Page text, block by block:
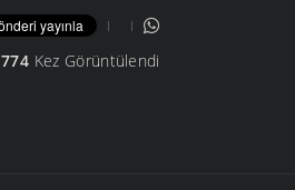
774Kez Görüntülendi